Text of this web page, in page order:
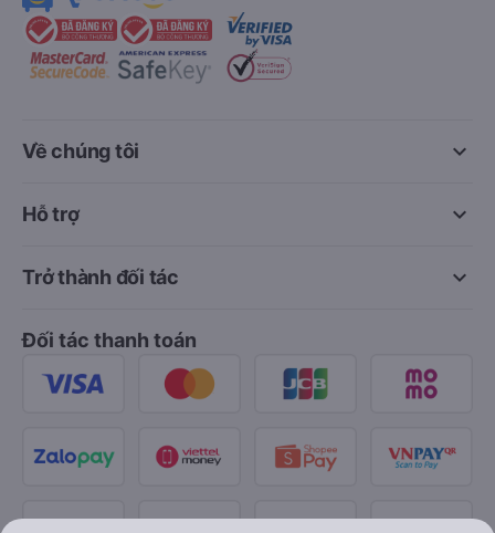
keyboard_arrow_down
Về chúng tôi
keyboard_arrow_down
Hỗ trợ
keyboard_arrow_down
Trở thành đối tác
Đối tác thanh toán